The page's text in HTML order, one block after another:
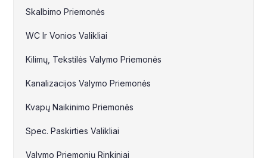
Skalbimo Priemonės
WC Ir Vonios Valikliai
Kilimų, Tekstilės Valymo Priemonės
Kanalizacijos Valymo Priemonės
Kvapų Naikinimo Priemonės
Spec. Paskirties Valikliai
Valymo Priemonių Rinkiniai